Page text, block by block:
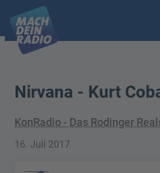
Nirvana - Kurt
KonRadio - Das Rodinger
16. Juli 2017